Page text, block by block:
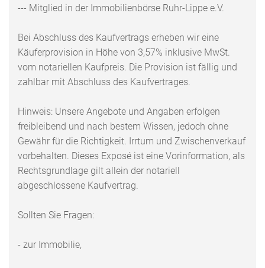
--- Mitglied in der Immobilienbörse Ruhr-Lippe e.V.
Bei Abschluss des Kaufvertrags erheben wir eine
Käuferprovision in Höhe von 3,57% inklusive MwSt.
vom notariellen Kaufpreis. Die Provision ist fällig und
zahlbar mit Abschluss des Kaufvertrages.
Hinweis: Unsere Angebote und Angaben erfolgen
freibleibend und nach bestem Wissen, jedoch ohne
Gewähr für die Richtigkeit. Irrtum und Zwischenverkauf
vorbehalten. Dieses Exposé ist eine Vorinformation, als
Rechtsgrundlage gilt allein der notariell
abgeschlossene Kaufvertrag.
Sollten Sie Fragen:
- zur Immobilie,